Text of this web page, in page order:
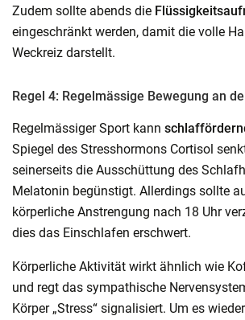
Zudem sollte abends die
eingeschränkt werden, damit die volle
Weckreiz darstellt.
Regel 4: Regelmässige Bewegung an
Regelmässiger Sport kann
Spiegel des Stresshormons Cortisol
seinerseits die Ausschüttung des
Melatonin begünstigt. Allerdings sollte
körperliche Anstrengung nach 18 Uhr
dies das Einschlafen erschwert.
Körperliche Aktivität wirkt ähnlich wie
und regt das sympathische
Körper „Stress“ signalisiert. Um es